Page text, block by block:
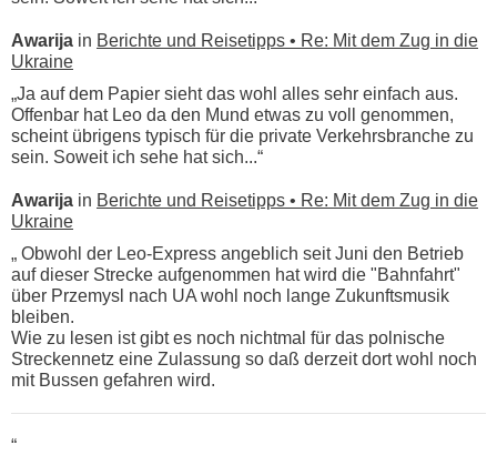
Awarija in Berichte und Reisetipps • Re: Mit dem Zug in die
Ukraine
„Ja auf dem Papier sieht das wohl alles sehr einfach aus.
Offenbar hat Leo da den Mund etwas zu voll genommen,
scheint übrigens typisch für die private Verkehrsbranche zu
sein. Soweit ich sehe hat sich...“
Awarija in Berichte und Reisetipps • Re: Mit dem Zug in die
Ukraine
„ Obwohl der Leo-Express angeblich seit Juni den Betrieb
auf dieser Strecke aufgenommen hat wird die "Bahnfahrt"
über Przemysl nach UA wohl noch lange Zukunftsmusik
bleiben.
Wie zu lesen ist gibt es noch nichtmal für das polnische
Streckennetz eine Zulassung so daß derzeit dort wohl noch
mit Bussen gefahren wird.
“